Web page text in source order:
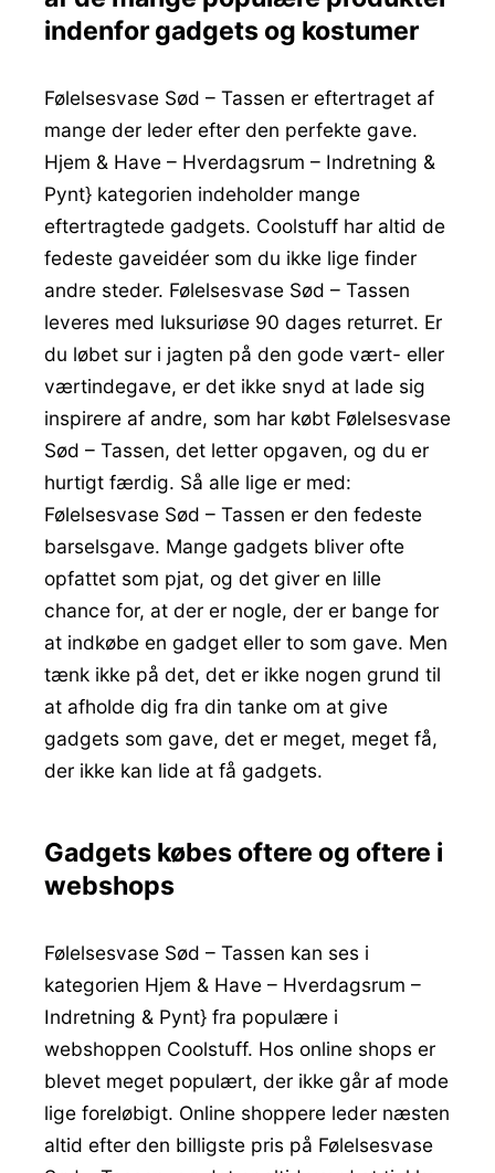
indenfor gadgets og kostumer
Følelsesvase Sød – Tassen er eftertraget af
mange der leder efter den perfekte gave.
Hjem & Have – Hverdagsrum – Indretning &
Pynt} kategorien indeholder mange
eftertragtede gadgets. Coolstuff har altid de
fedeste gaveidéer som du ikke lige finder
andre steder. Følelsesvase Sød – Tassen
leveres med luksuriøse 90 dages returret. Er
du løbet sur i jagten på den gode vært- eller
værtindegave, er det ikke snyd at lade sig
inspirere af andre, som har købt Følelsesvase
Sød – Tassen, det letter opgaven, og du er
hurtigt færdig. Så alle lige er med:
Følelsesvase Sød – Tassen er den fedeste
barselsgave. Mange gadgets bliver ofte
opfattet som pjat, og det giver en lille
chance for, at der er nogle, der er bange for
at indkøbe en gadget eller to som gave. Men
tænk ikke på det, det er ikke nogen grund til
at afholde dig fra din tanke om at give
gadgets som gave, det er meget, meget få,
der ikke kan lide at få gadgets.
Gadgets købes oftere og oftere i
webshops
Følelsesvase Sød – Tassen kan ses i
kategorien Hjem & Have – Hverdagsrum –
Indretning & Pynt} fra populære i
webshoppen Coolstuff. Hos online shops er
blevet meget populært, der ikke går af mode
lige foreløbigt. Online shoppere leder næsten
altid efter den billigste pris på Følelsesvase